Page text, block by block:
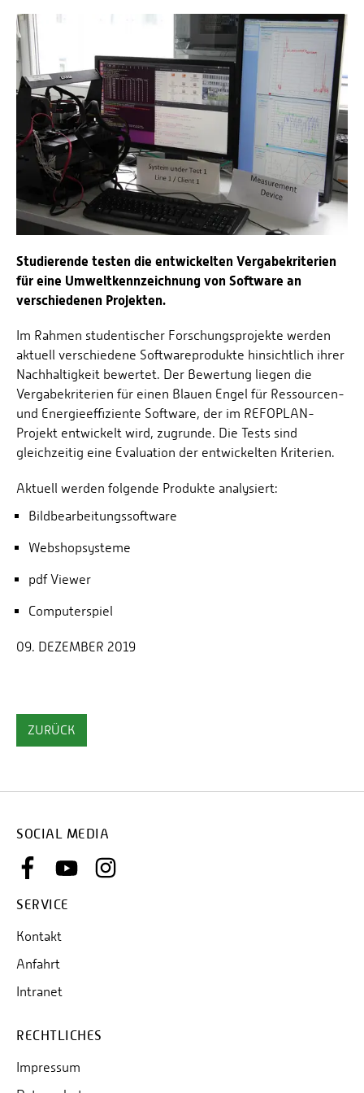
Fuel Cell Centre Rheinland-Pfalz
Nationalparkforschung
Perival
Robotix-Academy
S.U.N.-Projekt
Umweltinformationssysteme
Örtlicher Personalrat
Studierende testen die entwickelten Vergabekriterien
für eine Umweltkennzeichnung von Software an
verschiedenen Projekten.
Im Rahmen studentischer Forschungsprojekte werden
aktuell verschiedene Softwareprodukte hinsichtlich ihrer
Nachhaltigkeit bewertet. Der Bewertung liegen die
Vergabekriterien für einen Blauen Engel für Ressourcen-
und Energieeffiziente Software, der im REFOPLAN-
Projekt entwickelt wird, zugrunde. Die Tests sind
gleichzeitig eine Evaluation der entwickelten Kriterien.
Aktuell werden folgende Produkte analysiert:
Bildbearbeitungssoftware
Webshopsysteme
pdf Viewer
Computerspiel
09. DEZEMBER 2019
ZURÜCK
SOCIAL MEDIA
SERVICE
Kontakt
Anfahrt
Intranet
RECHTLICHES
Impressum